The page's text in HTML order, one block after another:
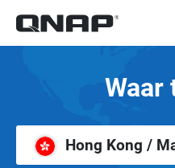
Waar
Hong Kong /